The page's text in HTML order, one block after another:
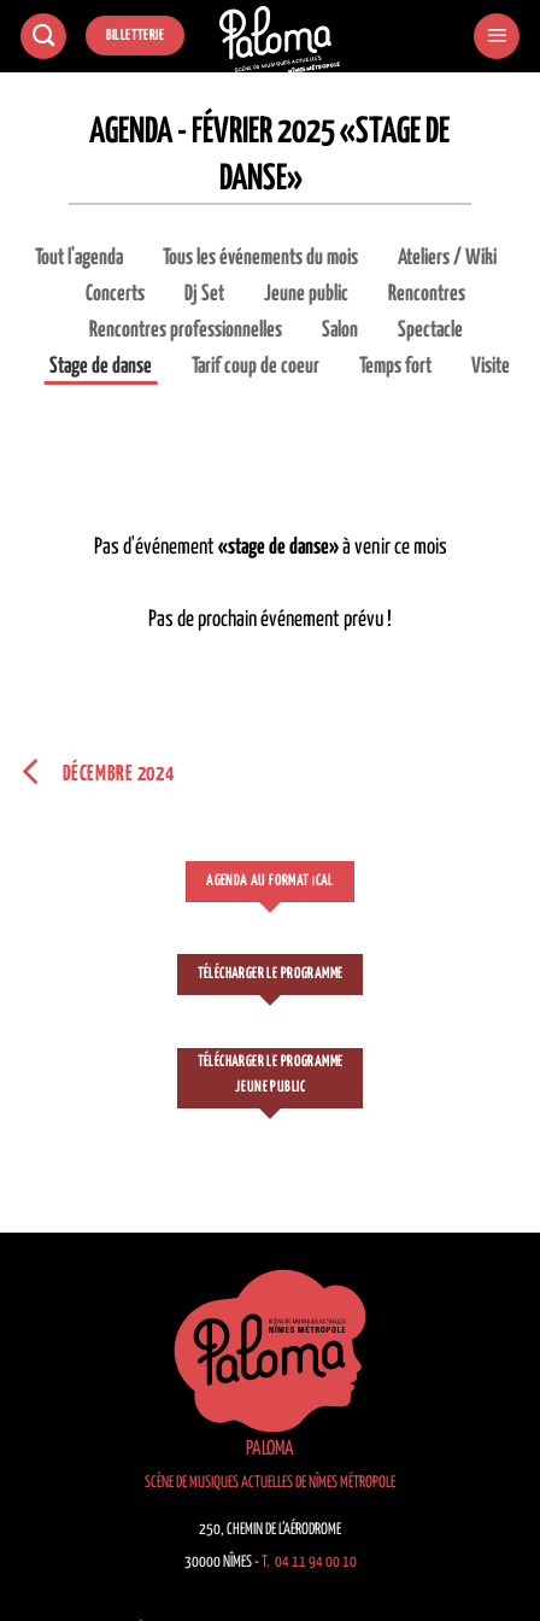
Passer
BILLETTERIE
AGENDA - FÉVRIER 2025 «STAGE DE
DANSE»
Tout l'agenda Tous les événements du mois
Ateliers / Wiki
Concerts
Dj Set Jeune public
Rencontres
Rencontres professionnelles
Salon
Spectacle
Stage de danse
Tarif coup de coeur Temps fort Visite
Pas d'événement«stage de danse»à venir ce mois
Pas de prochain événement prévu !
DÉCEMBRE 2024
AGENDA AU FORMAT CAL
TÉLÉCHARGER LE PROGRAMME
TÉLÉCHARGER LE PROGRAMME
JEUNE PUBLIC
PALOMA
SCÈNE DE MUSIQUES ACTUELLES DE NÎMES MÉTROPOLE
250, CHEMIN DE L’AÉRODROME
30000 NÎMES - T. 04 11 94 00 10